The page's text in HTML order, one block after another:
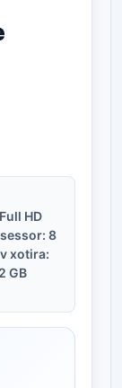
HD
8
xotira:
GB